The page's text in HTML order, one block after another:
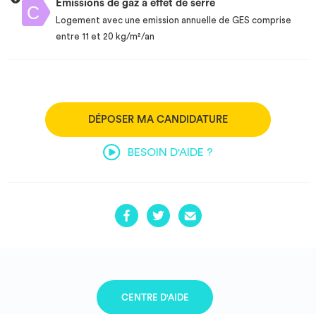
Emissions de gaz à effet de serre
Logement avec une emission annuelle de GES comprise
entre 11 et 20 kg/m²/an
DÉPOSER MA CANDIDATURE
BESOIN D'AIDE ?
CENTRE D'AIDE